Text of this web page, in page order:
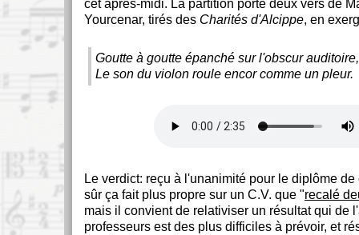
cet après-midi. La partition porte deux vers de
Yourcenar, tirés des Charités d'Alcippe, en
Goutte à goutte épanché sur l'obscur auditoire,
Le son du violon roule encor comme un pleur.
Le verdict: reçu à l'unanimité pour le diplôme
sûr ça fait plus propre sur un C.V. que "recalé
mais il convient de relativiser un résultat qui de
professeurs est des plus difficiles à prévoir, et